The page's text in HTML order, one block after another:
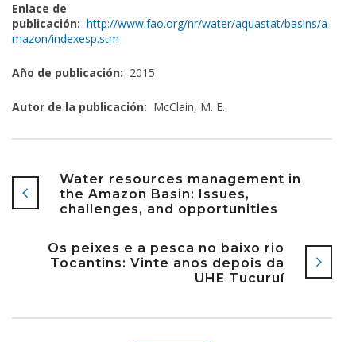
Enlace de
publicación: http://www.fao.org/nr/water/aquastat/basins/a
mazon/indexesp.stm
Año de publicación: 2015
Autor de la publicación: McClain, M. E.
Water resources management in
the Amazon Basin: Issues,
challenges, and opportunities
Os peixes e a pesca no baixo rio
Tocantins: Vinte anos depois da
UHE Tucuruí